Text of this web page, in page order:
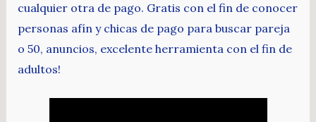
cualquier otra de pago. Gratis con el fin de conocer
personas afín y chicas de pago para buscar pareja
o 50, anuncios, excelente herramienta con el fin de
adultos!